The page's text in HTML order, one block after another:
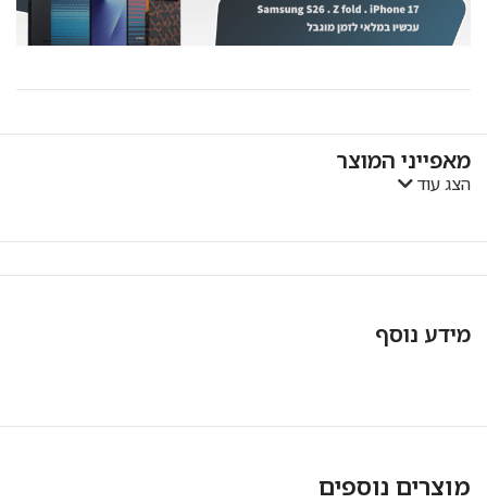
מאפייני המוצר
הצג עוד
מידע נוסף
מוצרים נוספים